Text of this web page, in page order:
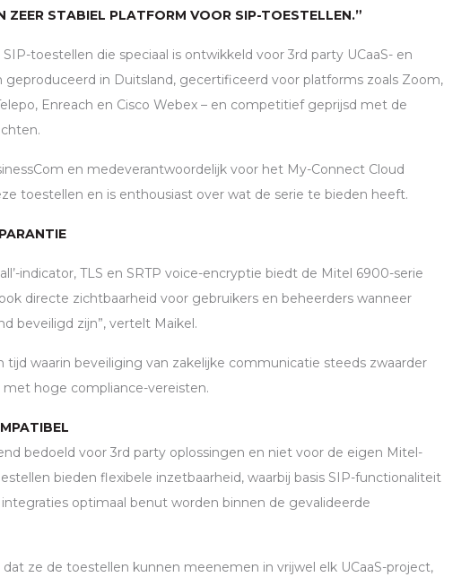
ZEER STABIEL PLATFORM VOOR SIP-TOESTELLEN.”
SIP-toestellen die speciaal is ontwikkeld voor 3rd party UCaaS- en
in Duitsland, gecertificeerd voor platforms zoals Zoom,
Enreach en Cisco Webex – en competitief geprijsd met de
en medeverantwoordelijk voor het My-Connect Cloud
toestellen en is enthousiast over wat de serie te bieden heeft.
indicator, TLS en SRTP voice-encryptie biedt de Mitel 6900-serie
directe zichtbaarheid voor gebruikers en beheerders wanneer
beveiligd zijn”, vertelt Maikel.
tijd waarin beveiliging van zakelijke communicatie steeds zwaarder
hoge compliance-vereisten.
bedoeld voor 3rd party oplossingen en niet voor de eigen Mitel-
bieden flexibele inzetbaarheid, waarbij basis SIP-functionaliteit
optimaal benut worden binnen de gevalideerde
ze de toestellen kunnen meenemen in vrijwel elk UCaaS-project,